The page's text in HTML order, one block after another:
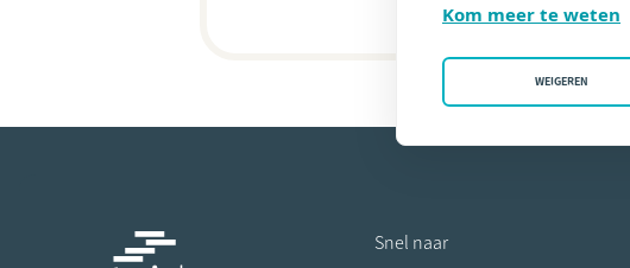
Snel naar
Kom meer te weten
WEIGEREN